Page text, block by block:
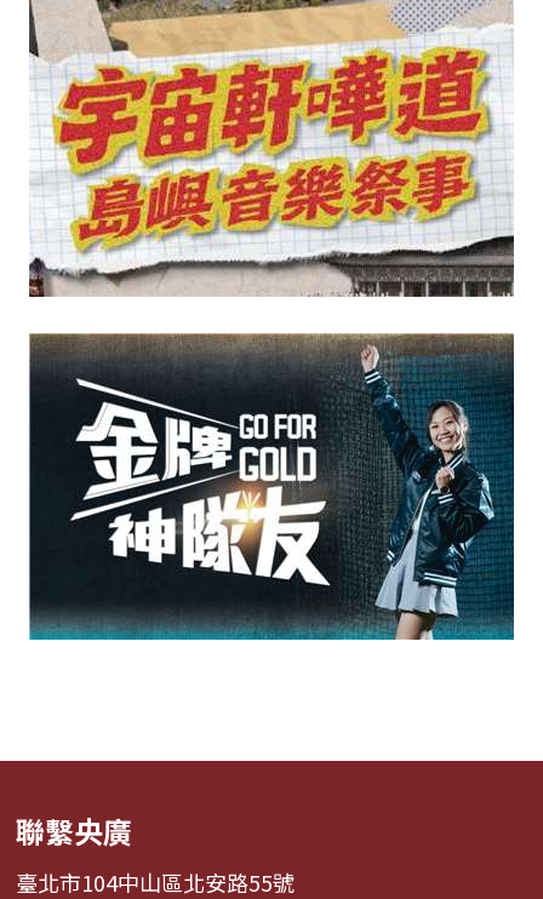
聯繫央廣
臺北市104中山區北安路55號